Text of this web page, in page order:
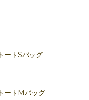
ートSバッグ
ートMバッグ